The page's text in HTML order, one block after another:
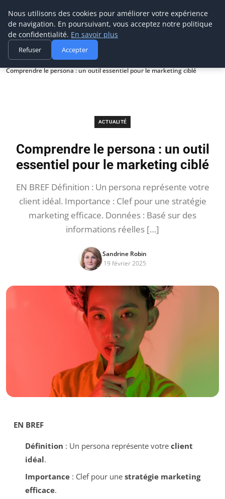
Prospection Pro
Accueil
Actualité
Comprendre le persona : un outil essentiel pour le marketing ciblé
ACTUALITÉ
Comprendre le persona : un outil
essentiel pour le marketing ciblé
EN BREF Définition : Un persona représente votre
client idéal. Importance : Clef pour une stratégie
marketing efficace. Données : Basé sur des
informations réelles […]
Sandrine Robin
19 février 2025
EN BREF
Définition : Un persona représente votre client
idéal.
Importance: Clef pour une stratégie marketing
efficace.
Nous utilisons des cookies pour améliorer votre expérience
de navigation. En poursuivant, vous acceptez notre politique
de confidentialité. En savoir plus
Refuser Accepter